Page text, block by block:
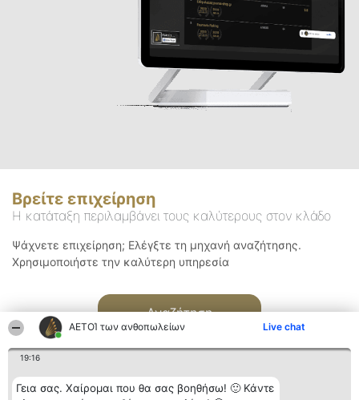
ΑΕΤΟΊ των ανθοπωλείων Live chat
19:16
Γεια σας. Χαίρομαι που θα σας βοηθήσω! 🙂 Κάντε
Βρείτε επιχείρηση
Η κατάταξη περιλαμβάνει τους καλύτερους στον κλάδο
Ψάχνετε επιχείρηση; Ελέγξτε τη μηχανή αναζήτησης.
Χρησιμοποιήστε την καλύτερη υπηρεσία
Αναζήτηση